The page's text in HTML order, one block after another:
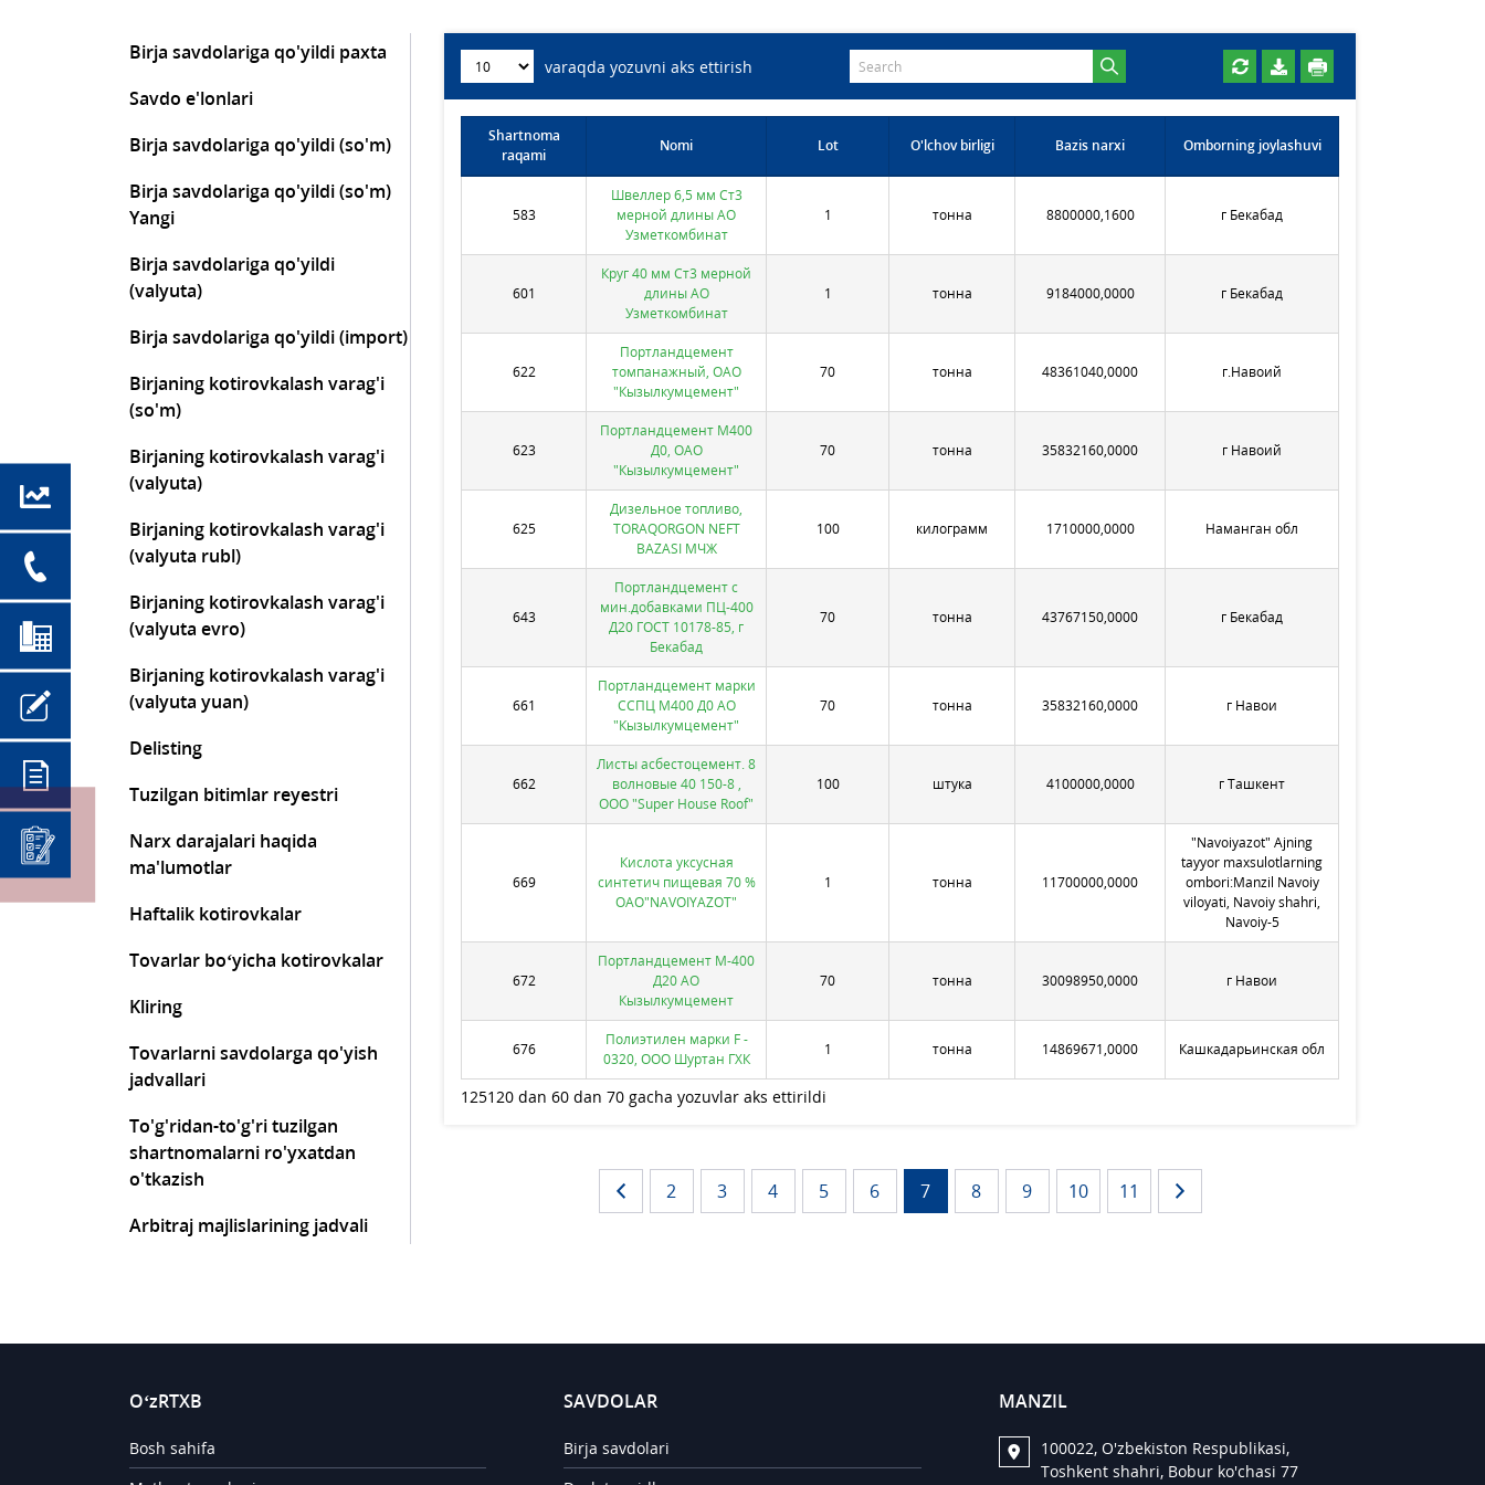
Birja savdolariga qo'yildi paxta
Savdo e'lonlari
Birja savdolariga qo'yildi (so'm)
Birja savdolariga qo'yildi (so'm)
Yangi
Birja savdolariga qo'yildi
(valyuta)
Birja savdolariga qo'yildi (import)
Birjaning kotirovkalash varag'i
(so'm)
Birjaning kotirovkalash varag'i
(valyuta)
Birjaning kotirovkalash varag'i
(valyuta rubl)
Birjaning kotirovkalash varag'i
(valyuta evro)
Birjaning kotirovkalash varag'i
(valyuta yuan)
Delisting
Tuzilgan bitimlar reyestri
Narx darajalari haqida
ma'lumotlar
Haftalik kotirovkalar
Tovarlar bo‘yicha kotirovkalar
Kliring
Tovarlarni savdolarga qo'yish
jadvallari
To'g'ridan-to'g'ri tuzilgan
shartnomalarni ro'yxatdan
o'tkazish
Arbitraj majlislarining jadvali
varaqda yozuvni aks ettirish
Shartnoma
raqami
Nomi Lot O'lchov birligi Bazis narxi Omborning joylashuvi
583
Швеллер 6,5 мм Ст3
мерной длины АО
Узметкомбинат
1 тонна 8800000,1600 г Бекабад
601
Круг 40 мм Ст3 мерной
длины АО
Узметкомбинат
1 тонна 9184000,0000 г Бекабад
622
Портландцемент
томпанажный, ОАО
"Кызылкумцемент"
70 тонна 48361040,0000 г.Навоий
623
Портландцемент М400
Д0, ОАО
"Кызылкумцемент"
70 тонна 35832160,0000 г Навоий
625
Дизельное топливо,
TORAQORGON NEFT
BAZASI МЧЖ
100 килограмм 1710000,0000 Наманган обл
643
Портландцемент с
мин.добавками ПЦ-400
Д20 ГОСТ 10178-85, г
Бекабад
70 тонна 43767150,0000 г Бекабад
661
Портландцемент марки
ССПЦ М400 Д0 АО
"Кызылкумцемент"
70 тонна 35832160,0000 г Навои
662
Листы асбестоцемент. 8
волновые 40 150-8 ,
ООО "Super House Roof"
100 штука 4100000,0000 г Ташкент
669
Кислота уксусная
синтетич пищевая 70 %
ОАО"NAVOIYAZOT"
1 тонна 11700000,0000
"Navoiyazot" Ajning
tayyor maxsulotlarning
ombori:Manzil Navoiy
viloyati, Navoiy shahri,
Navoiy-5
672
Портландцемент М-400
Д20 АО
Кызылкумцемент
70 тонна 30098950,0000 г Навои
676
Полиэтилен марки F -
0320, ООО Шуртан ГХК
1 тонна 14869671,0000 Кашкадарьинская обл
125120 dan 60 dan 70 gacha yozuvlar aks ettirildi
2 3 4 5 6 7 8 9 10 11
O‘zRTXB
Bosh sahifa
SAVDOLAR
Birja savdolari
MANZIL
100022, O'zbekiston Respublikasi,
Toshkent shahri, Bobur ko'chasi 77